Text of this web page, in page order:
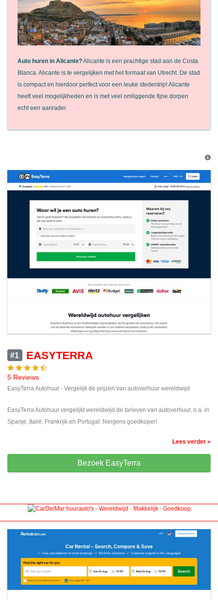
Auto huren in Alicante?Alicante is een prachtige stad aan de Costa
Blanca. Alicante is te vergelijken met het formaat van Utrecht. De stad
is compact en hierdoor perfect voor een leuke stedentrip! Alicante
heeft veel mogelijkheden en is met veel omliggende fijne dorpen
echt een aanrader
#1 EASYTERRA
5 Reviews
EasyTerra Autohuur - Vergelijk de prijzen van autoverhuur wereldwijd
EasyTerra Autohuur vergelijkt wereldwijd de tarieven van autoverhuur, o.a. in
Spanje, Italië, Frankrijk en Portugal. Nergens goedkoper!
Lees verder »
Bezoek EasyTerra